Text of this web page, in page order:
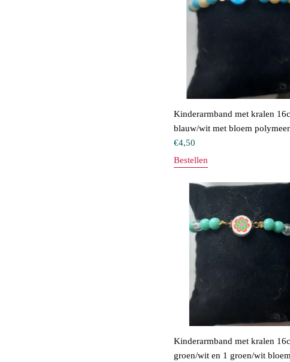
Kinderarmband met kralen
blauw/wit met bloem
€4,50
Bestellen
Kinderarmband met kralen
groen/wit en 1 groen/wit bloem